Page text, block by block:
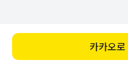
카카오로